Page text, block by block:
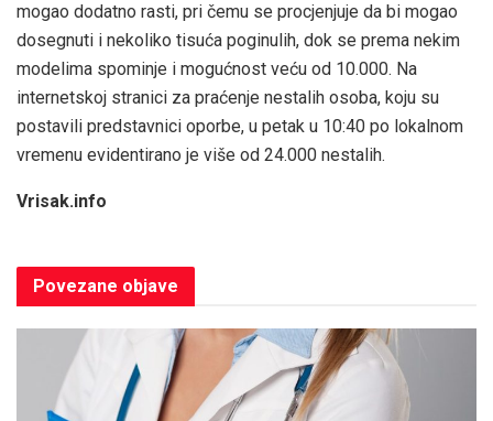
mogao dodatno rasti, pri čemu se procjenjuje da bi mogao
dosegnuti i nekoliko tisuća poginulih, dok se prema nekim
modelima spominje i mogućnost veću od 10.000. Na
internetskoj stranici za praćenje nestalih osoba, koju su
postavili predstavnici oporbe, u petak u 10:40 po lokalnom
vremenu evidentirano je više od 24.000 nestalih.
Vrisak.info
Povezane objave